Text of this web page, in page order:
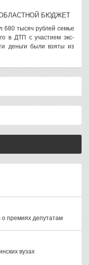
БЮДЖЕТ
680 тысяч рублей семье
в ДТП с участием экс-
деньги были взяты из
премиях депутатам
вузах